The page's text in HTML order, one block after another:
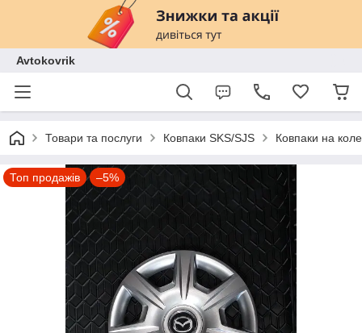
Avtokovrik
Товари та послуги Ковпаки SKS/SJS Ковпаки на
Топ продажів –5%